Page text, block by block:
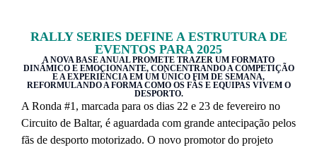
RALLY SERIES DEFINE A ESTRUTURA DE
EVENTOS PARA 2025
A NOVA BASE ANUAL PROMETE TRAZER UM FORMATO
DINÂMICO E EMOCIONANTE, CONCENTRANDO A COMPETIÇÃO
E A EXPERIÊNCIA EM UM ÚNICO FIM DE SEMANA,
REFORMULANDO A FORMA COMO OS FÃS E EQUIPAS VIVEM O
DESPORTO.
A Ronda #1, marcada para os dias 22 e 23 de fevereiro no
Circuito de Baltar, é aguardada com grande antecipação pelos
fãs de desporto motorizado. O novo promotor do projeto